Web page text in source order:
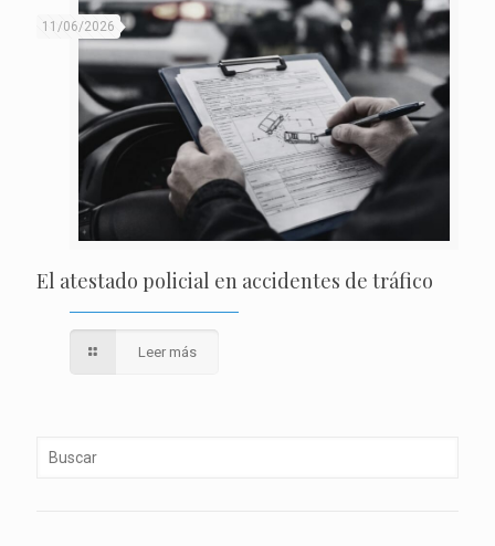
11/06/2026
El atestado policial en accidentes de tráfico
Leer más